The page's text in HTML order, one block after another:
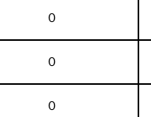
０
０
０